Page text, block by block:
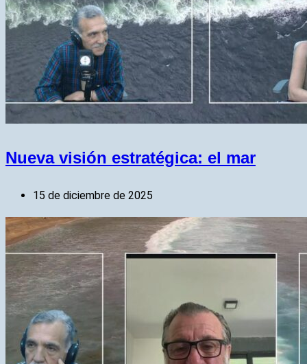
Nueva visión estratégica: el mar
15 de diciembre de 2025